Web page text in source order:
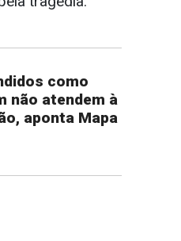
como
não atendem à
aponta Mapa